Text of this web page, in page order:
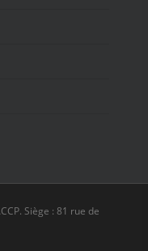
Siège : 81 rue de